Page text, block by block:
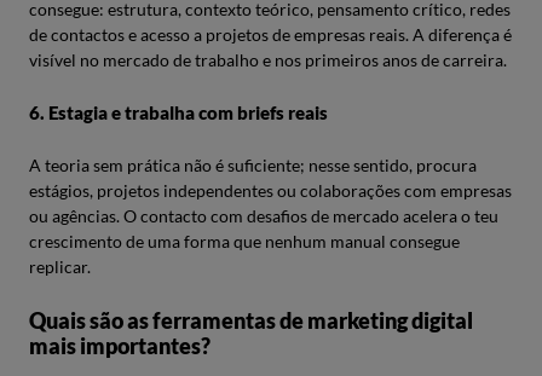
consegue: estrutura, contexto teórico, pensamento crítico, redes
de contactos e acesso a projetos de empresas reais. A diferença é
visível no mercado de trabalho e nos primeiros anos de carreira.
6. Estagia e trabalha com briefs reais
A teoria sem prática não é suficiente; nesse sentido, procura
estágios, projetos independentes ou colaborações com empresas
ou agências. O contacto com desafios de mercado acelera o teu
crescimento de uma forma que nenhum manual consegue
replicar.
Quais são as ferramentas de marketing digital
mais importantes?